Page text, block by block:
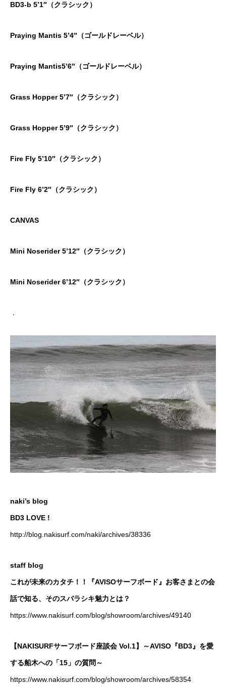
BD3-b 5’1″（クラシック）
Praying Mantis 5’4″（ゴールドレーベル）
Praying Mantis5’6″（ゴールドレーベル）
Grass Hopper 5’7″（クラシック）
Grass Hopper 5’9″（クラシック）
Fire Fly 5’10″（クラシック）
Fire Fly 6’2″（クラシック）
CANVAS
Mini Noserider 5’12″（クラシック）
Mini Noserider 6’12″（クラシック）
．
naki’s blog
BD3 LOVE !
http://blog.nakisurf.com/naki/archives/38336
staff blog
これが未来のカタチ！！『AVISOサーフボード』お客さまとの会
話で知る、そのスバラシキ魅力とは？
https://www.nakisurf.com/blog/showroom/archives/49140
【NAKISURFサーフボード座談会 Vol.1】～AVISO『BD3』を愛
する船木への「15」の質問～
https://www.nakisurf.com/blog/showroom/archives/58354